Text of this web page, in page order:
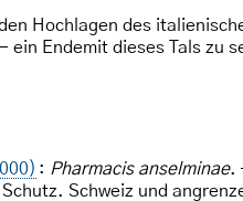
Hochlagen des
ein Endemit dieses Tals zu
: Pharmacis anselminae.
Schweiz und